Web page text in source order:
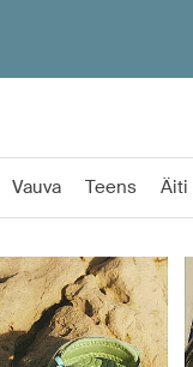
Vauva Teens Äiti